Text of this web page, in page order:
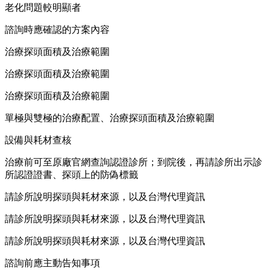
老化問題較明顯者
諮詢時應確認的方案內容
治療探頭面積及治療範圍
治療探頭面積及治療範圍
治療探頭面積及治療範圍
單極與雙極的治療配置、治療探頭面積及治療範圍
設備與耗材查核
治療前可至原廠官網查詢認證診所；到院後，再請診所出示診
所認證證書、探頭上的防偽標籤
請診所說明探頭與耗材來源，以及台灣代理資訊
請診所說明探頭與耗材來源，以及台灣代理資訊
請診所說明探頭與耗材來源，以及台灣代理資訊
諮詢前應主動告知事項